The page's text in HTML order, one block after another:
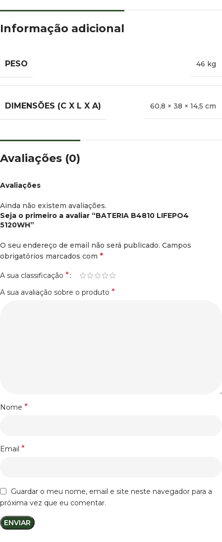
Informação adicional
PESO 46 kg
DIMENSÕES (C X L X A) 60,8 × 38 × 14,5 cm
Avaliações (0)
Avaliações
Ainda não existem avaliações.
Seja o primeiro a avaliar “BATERIA B4810 LIFEPO4
5120WH”
O seu endereço de email não será publicado. Campos
obrigatórios marcados com *
A sua classificação *
A sua avaliação sobre o produto *
Nome *
Email *
Guardar o meu nome, email e site neste navegador para a
próxima vez que eu comentar.